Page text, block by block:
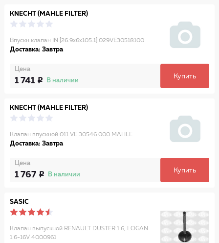
KNECHT (MAHLE FILTER)
Впускн.клапан IN [26.9x6x105.1] 029VE30518100
Доставка: Завтра
Цена
1 741 В наличии
Купить
KNECHT (MAHLE FILTER)
Клапан впускной 011 VE 30546 000 MAHLE
Доставка: Завтра
Цена
1 767 В наличии
Купить
SASIC
Клапан выпускной RENAULT DUSTER 1.6, LOGAN
1.6-16V 4000961